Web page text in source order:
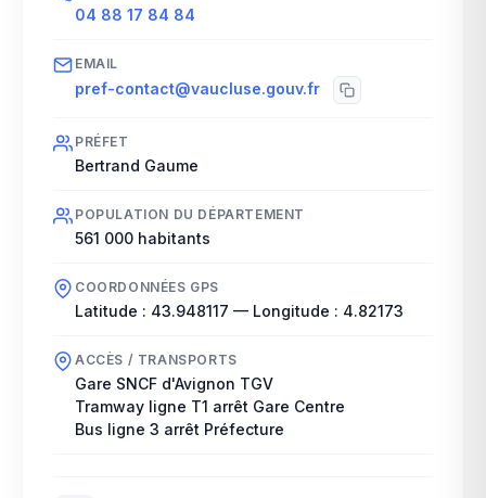
04 88 17 84 84
EMAIL
pref-contact@vaucluse.gouv.fr
PRÉFET
Bertrand Gaume
POPULATION DU DÉPARTEMENT
561 000 habitants
COORDONNÉES GPS
Latitude : 43.948117 — Longitude : 4.82173
ACCÈS / TRANSPORTS
Gare SNCF d'Avignon TGV
Tramway ligne T1 arrêt Gare Centre
Bus ligne 3 arrêt Préfecture